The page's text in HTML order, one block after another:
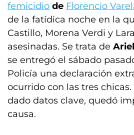
femicidio de Florencio
de la fatídica noche en la
Castillo, Morena Verdi y
asesinadas. Se trata de
se entregó el sábado
Policía una declaración
ocurrido con las tres
dado datos clave, quedó
causa.